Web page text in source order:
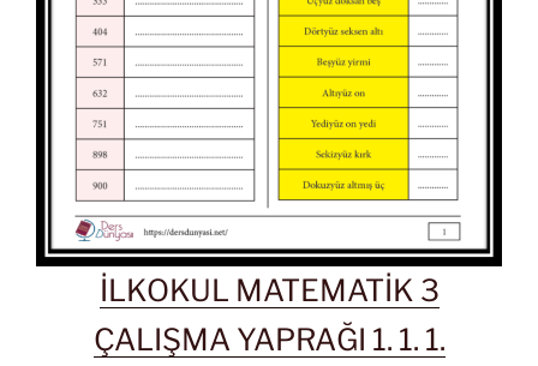
İLKOKUL MATEMATİK 3
ÇALIŞMA YAPRAĞI 1. 1. 1.